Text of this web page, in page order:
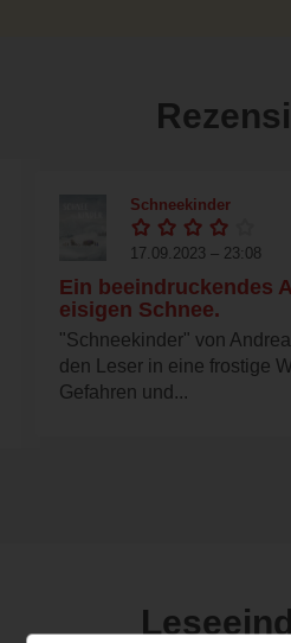
Schneekinder
17.09.2023 – 23:08
Ein beeindruckendes
eisigen Schnee.
"Schneekinder" von
den Leser in eine frostige
Gefahren und...